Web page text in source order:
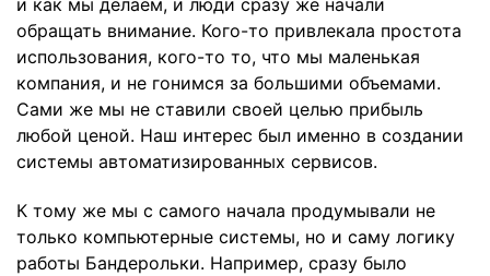
обращать внимание. Кого-то привлекала простота
использования, кого-то то, что мы маленькая
компания, и не гонимся за большими объемами.
Сами же мы не ставили своей целью прибыль
любой ценой. Наш интерес был именно в создании
системы автоматизированных сервисов.
К тому же мы с самого начала продумывали не
только компьютерные системы, но и саму логику
работы Бандерольки. Например, сразу было